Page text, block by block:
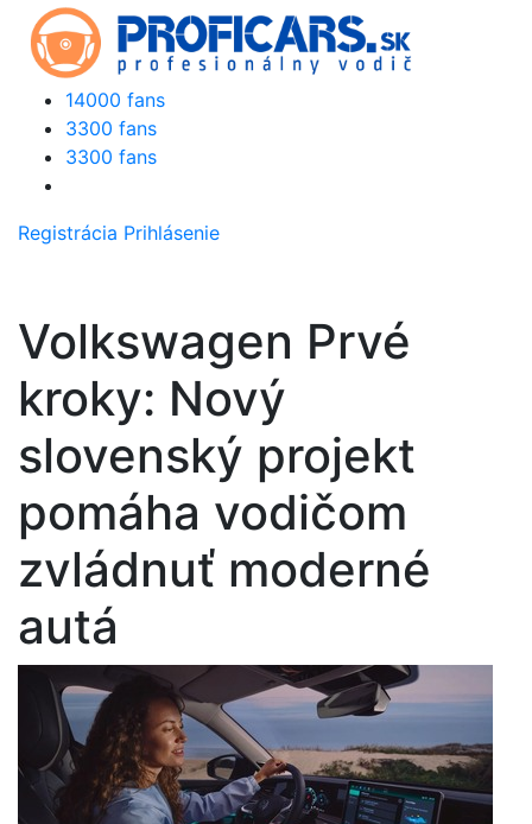
14000 fans
3300 fans
3300 fans
Registrácia Prihlásenie
Volkswagen Prvé
kroky: Nový
slovenský projekt
pomáha vodičom
zvládnuť moderné
autá